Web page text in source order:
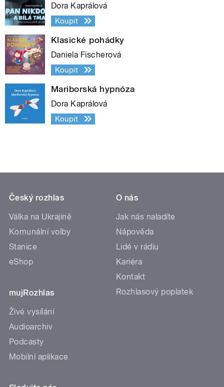
Dora Kaprálová
Koupit
Klasické pohádky
Daniela Fischerová
Koupit
Mariborská hypnóza
Dora Kaprálová
Koupit
Český rozhlas
Válka na Ukrajině
Komunální volby
Stanice
eShop
mujRozhlas
Živé vysílání
Audioarchiv
Podcasty
Mobilní aplikace
O nás
Jak nás naladíte
Nápověda
Lidé v rádiu
Kariéra
Kontakt
Rozhlasový poplatek